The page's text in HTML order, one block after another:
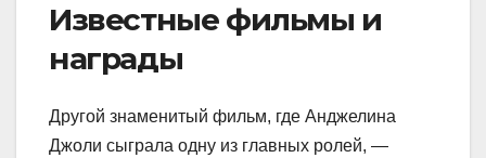
Известные фильмы и
награды
Другой знаменитый фильм, где Анджелина
Джоли сыграла одну из главных ролей, —